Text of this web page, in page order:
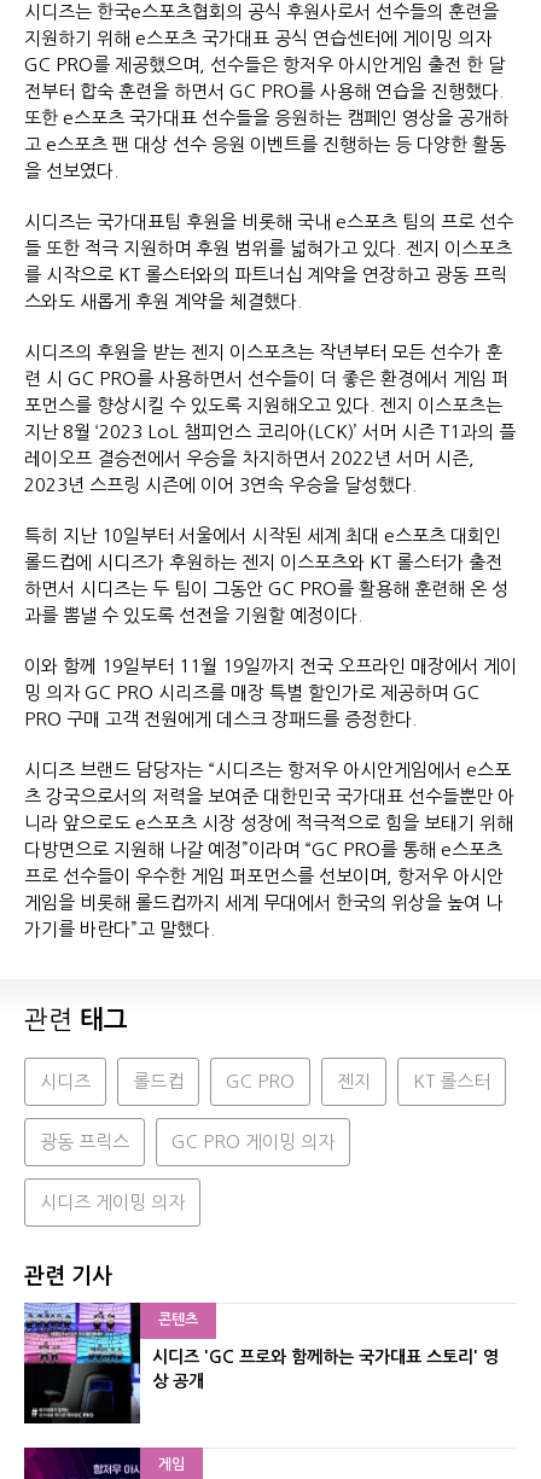
시디즈는 한국e스포츠협회의 공식 후원사로서 선수들의 훈련을
지원하기 위해 e스포츠 국가대표 공식 연습센터에 게이밍 의자
GC PRO를 제공했으며, 선수들은 항저우 아시안게임 출전 한 달
전부터 합숙 훈련을 하면서 GC PRO를 사용해 연습을 진행했다.
또한 e스포츠 국가대표 선수들을 응원하는 캠페인 영상을 공개하
고 e스포츠 팬 대상 선수 응원 이벤트를 진행하는 등 다양한 활동
을 선보였다.
시디즈는 국가대표팀 후원을 비롯해 국내 e스포츠 팀의 프로 선수
들 또한 적극 지원하며 후원 범위를 넓혀가고 있다. 젠지 이스포츠
를 시작으로 KT 롤스터와의 파트너십 계약을 연장하고 광동 프릭
스와도 새롭게 후원 계약을 체결했다.
시디즈의 후원을 받는 젠지 이스포츠는 작년부터 모든 선수가 훈
련 시 GC PRO를 사용하면서 선수들이 더 좋은 환경에서 게임 퍼
포먼스를 향상시킬 수 있도록 지원해오고 있다. 젠지 이스포츠는
지난 8월 ‘2023 LoL 챔피언스 코리아(LCK)’ 서머 시즌 T1과의 플
레이오프 결승전에서 우승을 차지하면서 2022년 서머 시즌,
2023년 스프링 시즌에 이어 3연속 우승을 달성했다.
특히 지난 10일부터 서울에서 시작된 세계 최대 e스포츠 대회인
롤드컵에 시디즈가 후원하는 젠지 이스포츠와 KT 롤스터가 출전
하면서 시디즈는 두 팀이 그동안 GC PRO를 활용해 훈련해 온 성
과를 뽐낼 수 있도록 선전을 기원할 예정이다.
이와 함께 19일부터 11월 19일까지 전국 오프라인 매장에서 게이
밍 의자 GC PRO 시리즈를 매장 특별 할인가로 제공하며 GC
PRO 구매 고객 전원에게 데스크 장패드를 증정한다.
시디즈 브랜드 담당자는 “시디즈는 항저우 아시안게임에서 e스포
츠 강국으로서의 저력을 보여준 대한민국 국가대표 선수들뿐만 아
니라 앞으로도 e스포츠 시장 성장에 적극적으로 힘을 보태기 위해
다방면으로 지원해 나갈 예정”이라며 “GC PRO를 통해 e스포츠
프로 선수들이 우수한 게임 퍼포먼스를 선보이며, 항저우 아시안
게임을 비롯해 롤드컵까지 세계 무대에서 한국의 위상을 높여 나
가기를 바란다”고 말했다.
관련 태그
시디즈 롤드컵 GC PRO 젠지 KT 롤스터
광동 프릭스 GC PRO 게이밍 의자
시디즈 게이밍 의자
관련 기사
콘텐츠
시디즈 'GC 프로와 함께하는 국가대표 스토리' 영
상 공개
게임